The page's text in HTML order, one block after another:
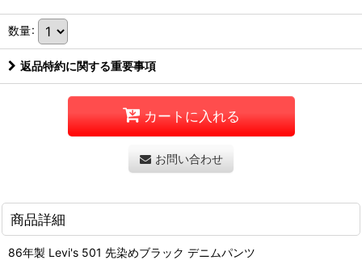
数量:
返品特約に関する重要事項
カートに入れる
お問い合わせ
商品詳細
86年製 Levi's 501 先染めブラック デニムパンツ